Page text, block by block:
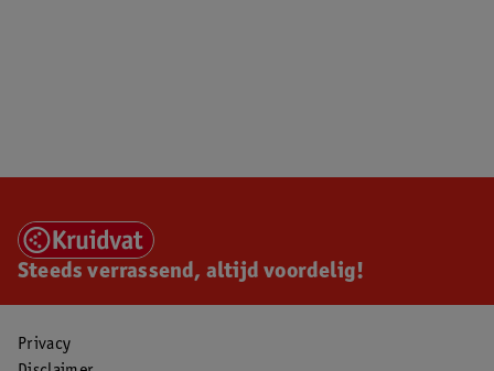
Steeds verrassend, altijd voordelig!
Privacy